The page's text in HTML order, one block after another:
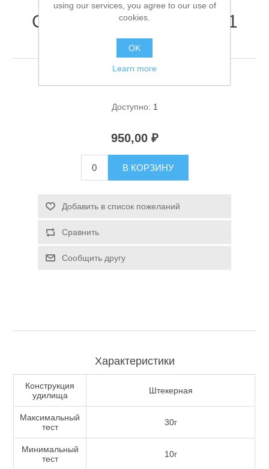
Спасательные средства
Спиннинг Jin Tai G22071
2.4м 10-30г
Доступно: 1
950,00 ₽
В КОРЗИНУ
Добавить в список пожеланий
Сравнить
Сообщить другу
Характеристики
Конструкция
удилища
Штекерная
Максимальный
тест
30г
Минимальный
тест
10г
using our services, you agree to our use of
cookies.
OK
Learn more